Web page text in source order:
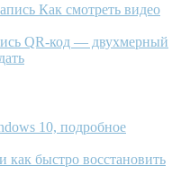
Как смотреть видео
QR-код — двухмерный
10, подробное
как быстро восстановить